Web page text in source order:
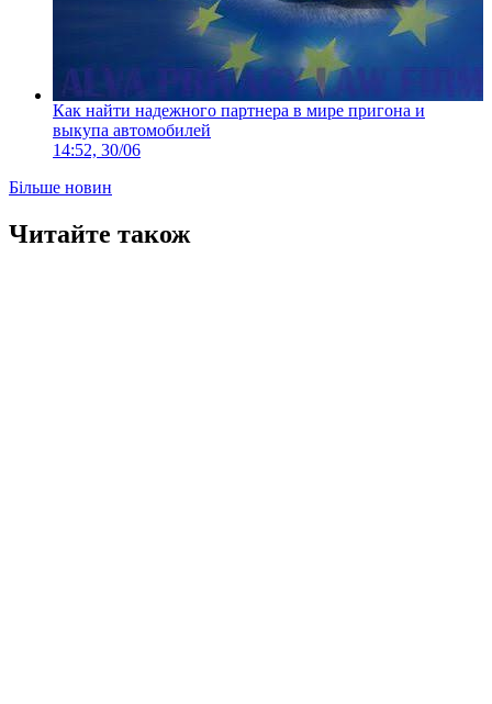
Как найти надежного партнера в мире пригона и
выкупа автомобилей
14:52, 30/06
Більше новин
Читайте також